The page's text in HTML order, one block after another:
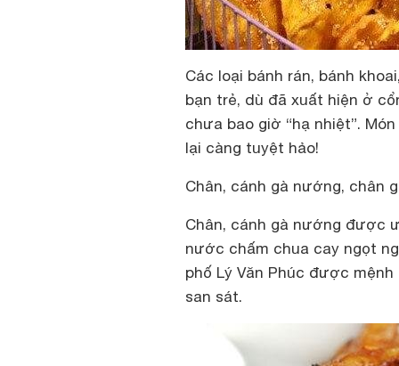
Các loại bánh rán, bánh
bạn trẻ, dù đã xuất hiện ở
chưa bao giờ “hạ nhiệt”.
lại càng tuyệt hảo!
Chân, cánh gà nướng, chân
Chân, cánh gà nướng được
nước chấm chua cay ngọt
phố Lý Văn Phúc được
san sát.